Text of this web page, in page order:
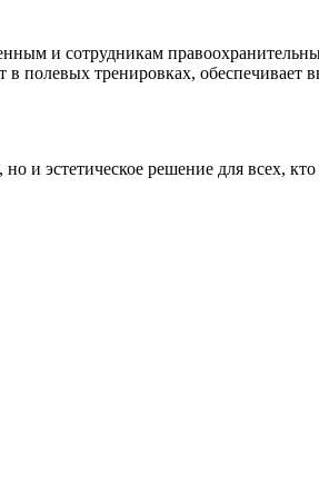
и сотрудникам
в полевых тренировках,
и эстетическое решение для всех,